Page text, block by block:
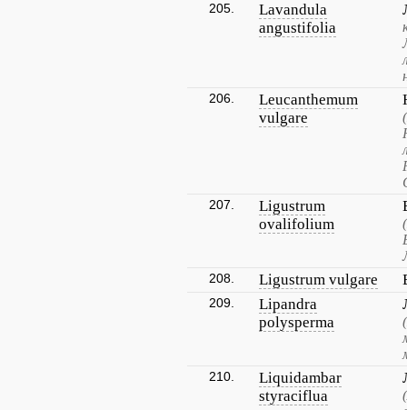
205.
Lavandula
angustifolia
206.
Leucanthemum
vulgare
207.
Ligustrum
ovalifolium
208. Ligustrum vulgare
209.
Lipandra
polysperma
210.
Liquidambar
styraciflua